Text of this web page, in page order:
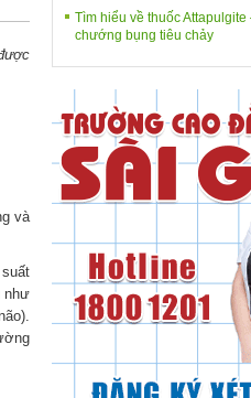
và
như
Tìm hiểu về thuốc Attapulgite
chướng bụng tiêu chảy